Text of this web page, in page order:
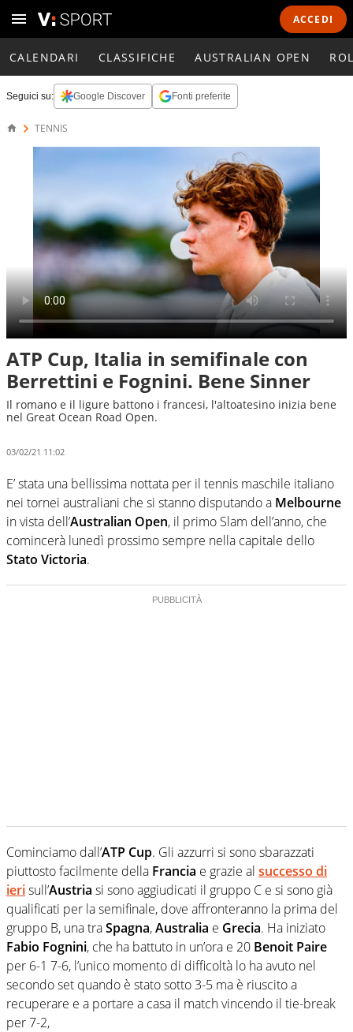
ACCEDI
CALENDARI CLASSIFICHE AUSTRALIAN OPEN
Seguici su: Google Discover Fonti preferite
TENNIS
ATP Cup, Italia in semifinale con
Berrettini e Fognini. Bene Sinner
Il romano e il ligure battono i francesi, l'altoatesino inizia bene
nel Great Ocean Road Open.
03/02/21 11:02
E’ stata una bellissima nottata per il tennis maschile italiano
nei tornei australiani che si stanno disputando a Melbourne
in vista dell’Australian Open, il primo Slam dell’anno, che
comincerà lunedì prossimo sempre nella capitale dello
Stato Victoria.
Cominciamo dall’ATP Cup. Gli azzurri si sono sbarazzati
piuttosto facilmente della Francia e grazie al successo di
ierisull’Austria si sono aggiudicati il gruppo C e si sono già
qualificati per la semifinale, dove affronteranno la prima del
gruppo B, una traSpagna,Australia e Grecia. Ha iniziato
Fabio Fognini, che ha battuto in un’ora e 20 Benoit Paire
per 6-1 7-6, l’unico momento di difficoltà lo ha avuto nel
secondo set quando è stato sotto 3-5 ma è riuscito a
recuperare e a portare a casa il match vincendo il tie-break
per 7-2,